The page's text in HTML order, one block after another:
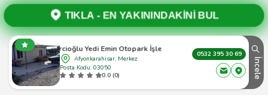
TIKLA - EN YAKININDAKİNİ BUL
Zincircioğlu Yedi Emin Otopark İşletmeciliği
Afyonkarahisar, Merkez
Posta Kodu: 03050
0.0 (0)
0532 395 30 69
İncele